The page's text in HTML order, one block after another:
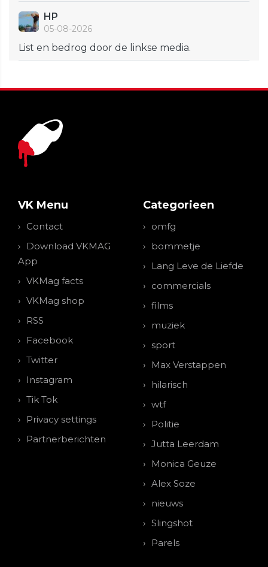
HP
05-08-2026
List en bedrog door de linkse media.
VK Menu
Contact
Download VKMAG
App
VKMag facts
VKMag shop
RSS
Facebook
Twitter
Instagram
Tik Tok
Privacy settings
Partnerberichten
Categorieen
omfg
bommetje
Lang Leve de Liefde
commercials
films
muziek
sport
Max Verstappen
hilarisch
wtf
Politie
Jutta Leerdam
Monica Geuze
Alex Soze
nieuws
Slingshot
Parels